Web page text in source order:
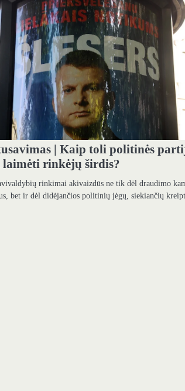
| Kaip toli politinės
rinkėjų širdis?
rinkimai akivaizdūs ne tik dėl draudimo
bet ir dėl didėjančios politinių jėgų, siekiančių